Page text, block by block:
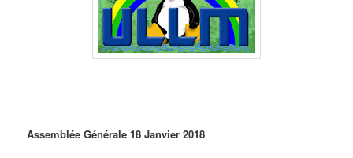
Assemblée Générale18 Janvier 2018